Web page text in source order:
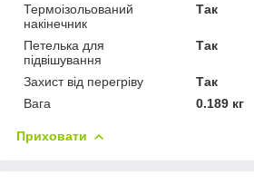
Термоізольований
накінечник
Так
Петелька для
підвішування
Так
Захист від перегріву
Так
Вага
0.189 кг
Приховати